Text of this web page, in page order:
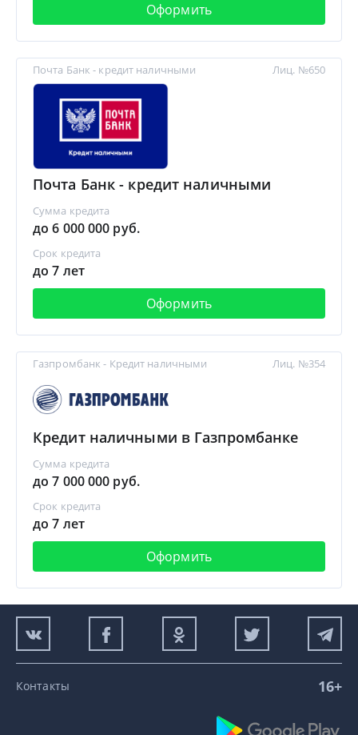
Оформить
Почта Банк - кредит наличными
Почта Банк - кредит наличными
Сумма кредита
до 6 000 000 руб.
Срок кредита
до 7 лет
Оформить
Лиц. №650
Газпромбанк - Кредит наличными
Кредит наличными в Газпромбанке
Сумма кредита
до 7 000 000 руб.
Срок кредита
до 7 лет
Оформить
Лиц. №354
Контакты 16+